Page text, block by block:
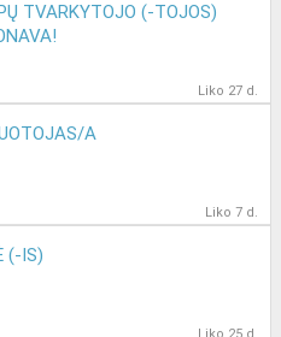
TVARKYTOJO (-TOJOS)
Liko 27 d.
A
Liko 7 d.
(-IS)